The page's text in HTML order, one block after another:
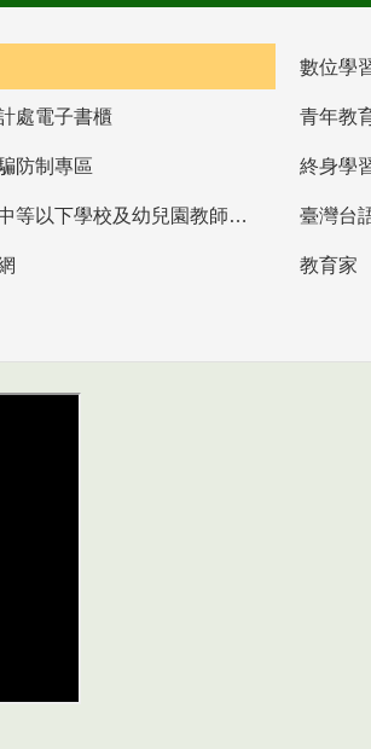
數位學
處電子書櫃 青年教
防制專區 終身學
教育部高中等以下學校及幼兒園教師資格檢定考試 臺灣台
教育家